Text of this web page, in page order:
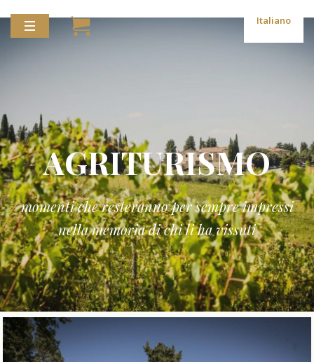
Italiano
AGRITURISMO
momenti che resteranno per sempre impressi
nella memoria di chi li ha vissuti